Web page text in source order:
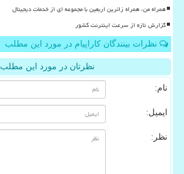
همراه من، همراه زائرین اربعین با مجموعه ای از خدمات دیجیتال
گزارش تازه از سرعت اینترنت کشور
نظرات بینندگان کاراپیام در مورد این مطلب
نظرتان در مورد این مطلب
نام:
ایمیل:
نظر: